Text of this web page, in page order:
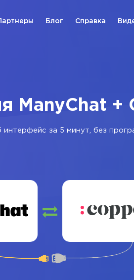
Блог Справка
ManyChat +
за 5 минут, без